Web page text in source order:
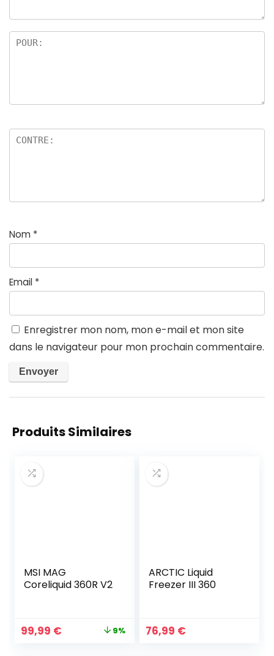
Nom *
Email *
Enregistrer mon nom, mon e-mail et mon site
dans le navigateur pour mon prochain commentaire.
Produits Similaires
MSI MAG
Coreliquid 360R V2
Le
99,99 € 9%
ARCTIC Liquid
Freezer III 360
76,99 €